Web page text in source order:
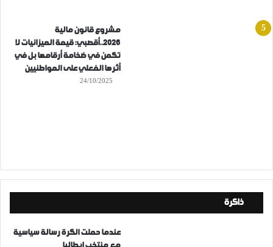
مشروع قانون مالية
2026..أقصبي: قيمة الميزانيات لا
تكمن في ضخامة أرقامها بل في
أثرها الفعلي على المواطنيين
24/10/2025
ذاكرة
عندما حملت الكرة رسالة سياسية